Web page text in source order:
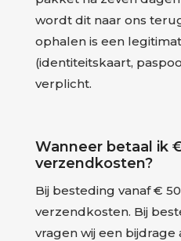
wordt dit naar ons
ophalen is een
(identiteitskaart,
verplicht.
Wanneer betaal ik
verzendkosten?
Bij besteding vanaf €
verzendkosten. Bij
vragen wij een bijdrage